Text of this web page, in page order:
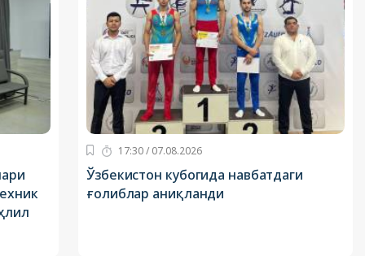
17:30 / 07.08.2026
Ўзбекистон кубогида навбатдаги
ғолиблар аниқланди